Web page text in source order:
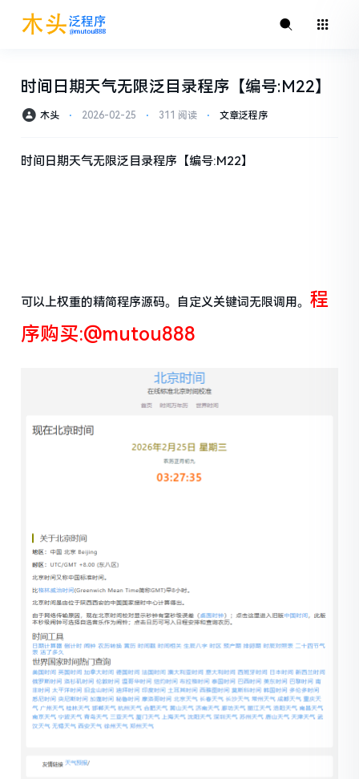
时间日期天气无限泛目录程序【编号:M22】
木头 ⋅ 2026-02-25 ⋅ 311 阅读 ⋅ 文章泛程序
时间日期天气无限泛目录程序【编号:M22】
可以上权重的精简程序源码。自定义关键词无限调用。 程
序购买:@mutou888